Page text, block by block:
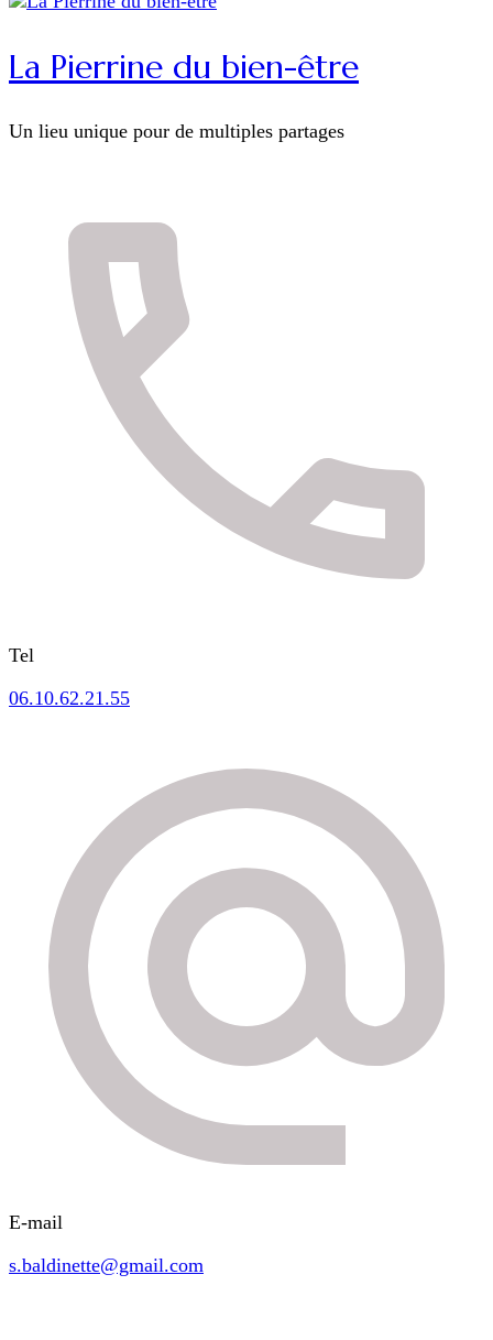
La Pierrine du bien-être
Un lieu unique pour de multiples partages
Tel
06.10.62.21.55
E-mail
s.baldinette@gmail.com